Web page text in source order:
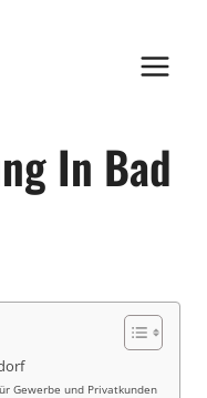
In Bad
Gewerbe und Privatkunden